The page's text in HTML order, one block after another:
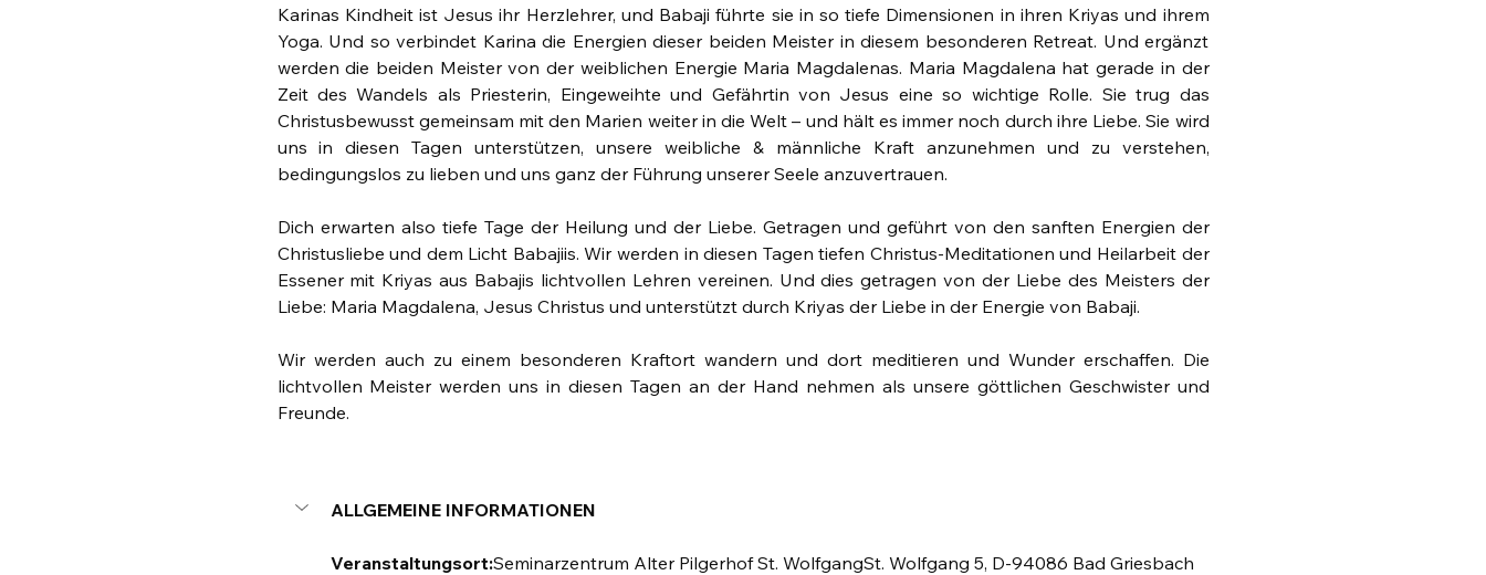
Karinas Kindheit ist Jesus ihr Herzlehrer, und Babaji führte sie in so tiefe Dimensionen in ihren Kriyas und ihrem
Yoga. Und so verbindet Karina die Energien dieser beiden Meister in diesem besonderen Retreat. Und ergänzt
werden die beiden Meister von der weiblichen Energie Maria Magdalenas. Maria Magdalena hat gerade in der
Zeit des Wandels als Priesterin, Eingeweihte und Gefährtin von Jesus eine so wichtige Rolle. Sie trug das
Christusbewusst gemeinsam mit den Marien weiter in die Welt – und hält es immer noch durch ihre Liebe. Sie wird
uns in diesen Tagen unterstützen, unsere weibliche & männliche Kraft anzunehmen und zu verstehen,
bedingungslos zu lieben und uns ganz der Führung unserer Seele anzuvertrauen.
Dich erwarten also tiefe Tage der Heilung und der Liebe. Getragen und geführt von den sanften Energien der
Christusliebe und dem Licht Babajiis. Wir werden in diesen Tagen tiefen Christus-Meditationen und Heilarbeit der
Essener mit Kriyas aus Babajis lichtvollen Lehren vereinen. Und dies getragen von der Liebe des Meisters der
Liebe: Maria Magdalena, Jesus Christus und unterstützt durch Kriyas der Liebe in der Energie von Babaji.
Wir werden auch zu einem besonderen Kraftort wandern und dort meditieren und Wunder erschaffen. Die
lichtvollen Meister werden uns in diesen Tagen an der Hand nehmen als unsere göttlichen Geschwister und
Freunde.
ALLGEMEINE INFORMATIONEN
Veranstaltungsort:Seminarzentrum Alter Pilgerhof St. WolfgangSt. Wolfgang 5, D-94086 Bad Griesbach